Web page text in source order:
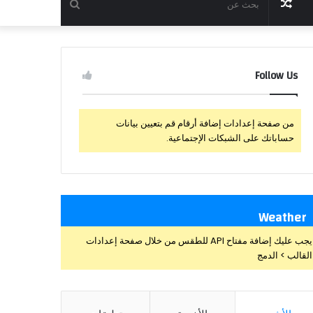
بحث
عن
مقال
عشوائي
Follow Us
من صفحة إعدادات إضافة أرقام قم بتعيين بيانات
حساباتك على الشبكات الإجتماعية.
Weather
يجب عليك إضافة مفتاح API للطقس من خلال صفحة إعدادات
القالب > الدمج